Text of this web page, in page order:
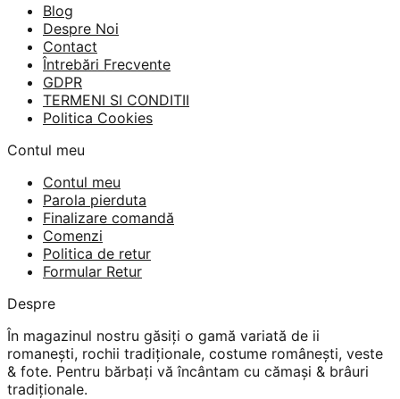
Blog
Despre Noi
Contact
Întrebări Frecvente
GDPR
TERMENI SI CONDITII
Politica Cookies
Contul meu
Contul meu
Parola pierduta
Finalizare comandă
Comenzi
Politica de retur
Formular Retur
Despre
În magazinul nostru găsiți o gamă variată de ii
romanești, rochii tradiționale, costume românești, veste
& fote. Pentru bărbați vă încântam cu cămași & brâuri
tradiționale.